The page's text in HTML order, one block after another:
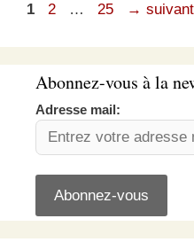
Page
1 Page
2 … Page
25 → suivant
Abonnez-vous à la
Adresse mail: